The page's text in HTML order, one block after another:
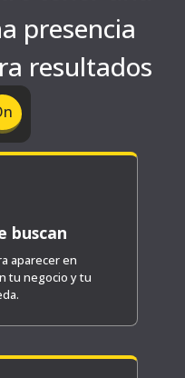
presencia
resultados
buscan
aparecer en
tu negocio y tu